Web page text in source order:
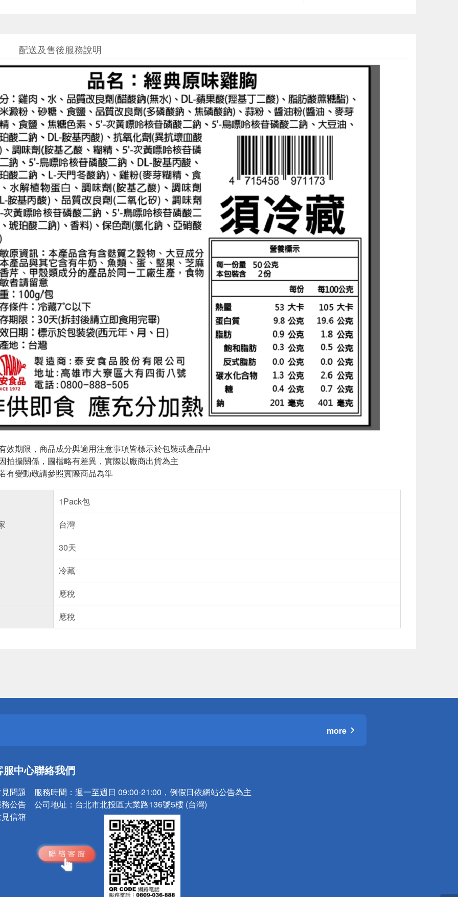
配送及售後服務說明
效期限，商品成分與適用注意事項皆標示於包裝或產品中
拍攝關係，圖檔略有差異，實際以廠商出貨為主
有變動敬請參照實際商品為準
1Pack包
台灣
30天
冷藏
應稅
應稅
小心！
小心！
more
服中心
問題
公告
信箱
聯絡我們
服務時間： 週一至週日 09:00-21:00，例假日依網站公告為主
公司地址： 台北市北投區大業路136號5樓 (台灣)